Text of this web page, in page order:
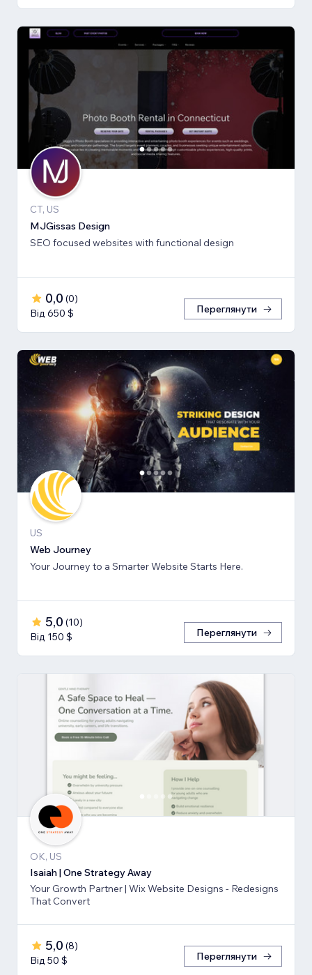
CT, US
MJGissas Design
SEO focused websites with functional design
0,0 (0)
Від 650 $
Переглянути
US
Web Journey
Your Journey to a Smarter Website Starts Here.
5,0 (10)
Від 150 $
Переглянути
OK, US
Isaiah | One Strategy Away
Your Growth Partner | Wix Website Designs - Redesigns
That Convert
5,0 (8)
Від 50 $
Переглянути